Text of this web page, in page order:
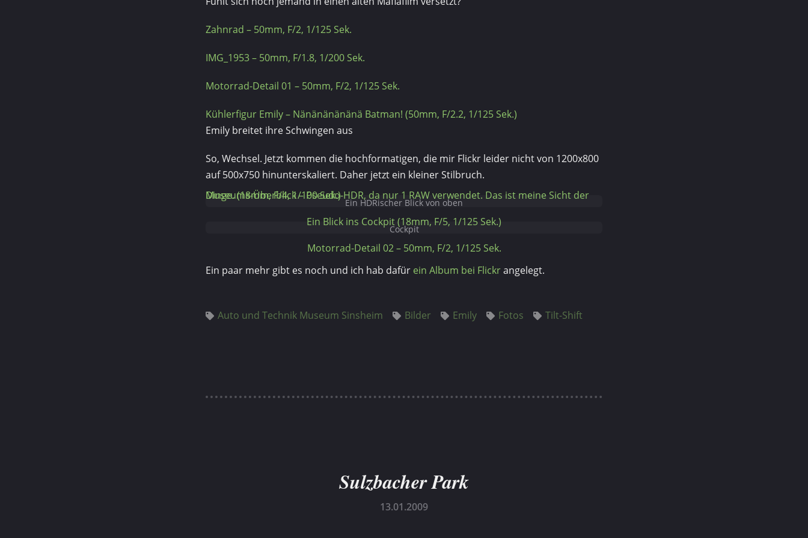
Zahnrad – 50mm, F/2, 1/125 Sek.
IMG_1953 – 50mm, F/1.8, 1/200 Sek.
Motorrad-Detail 01 – 50mm, F/2, 1/125 Sek.
Kühlerfigur Emily – Nänänänänänä Batman! (50mm, F/2.2, 1/125 Sek.)
Emily breitet ihre Schwingen aus
So, Wechsel. Jetzt kommen die hochformatigen, die mir Flickr leider nicht von 1200x800
auf 500x750 hinunterskaliert. Daher jetzt ein kleiner Stilbruch.
Museums-Überblick – Pseudo-HDR, da nur 1 RAW verwendet. Das ist meine Sicht der Dinge. (18mm, F/4, 1/100 Sek.)
Ein HDRischer Blick von oben
Ein Blick ins Cockpit (18mm, F/5, 1/125 Sek.)
Cockpit
Motorrad-Detail 02 – 50mm, F/2, 1/125 Sek.
Ein paar mehr gibt es noch und ich hab dafür ein Album bei Flickrangelegt.
Auto und Technik Museum Sinsheim Bilder Emily Fotos Tilt-Shift
Sulzbacher Park
13.01.2009